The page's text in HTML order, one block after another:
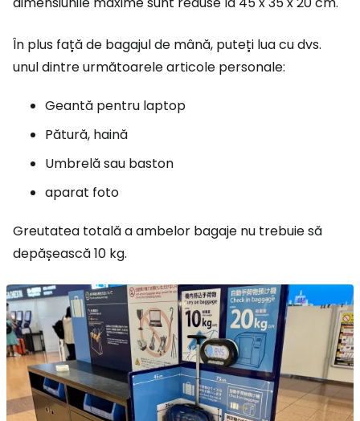
În plus față de bagajul de mână, puteți lua cu dvs.
unul dintre următoarele articole personale:
Geantă pentru laptop
Pătură, haină
Umbrelă sau baston
aparat foto
Greutatea totală a ambelor bagaje nu trebuie să
depășească 10 kg.